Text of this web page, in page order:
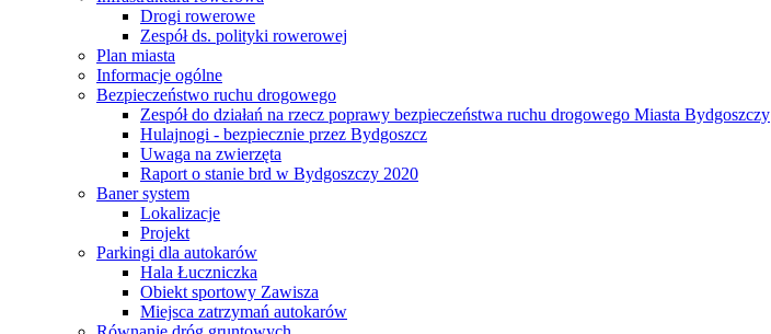
Drogi rowerowe
Zespół ds. polityki rowerowej
Plan miasta
Informacje ogólne
Bezpieczeństwo ruchu drogowego
Zespół do działań na rzecz poprawy bezpieczeństwa ruchu drogowego Miasta Bydgoszczy
Hulajnogi - bezpiecznie przez Bydgoszcz
Uwaga na zwierzęta
Raport o stanie brd w Bydgoszczy 2020
Baner system
Lokalizacje
Projekt
Parkingi dla autokarów
Hala Łuczniczka
Obiekt sportowy Zawisza
Miejsca zatrzymań autokarów